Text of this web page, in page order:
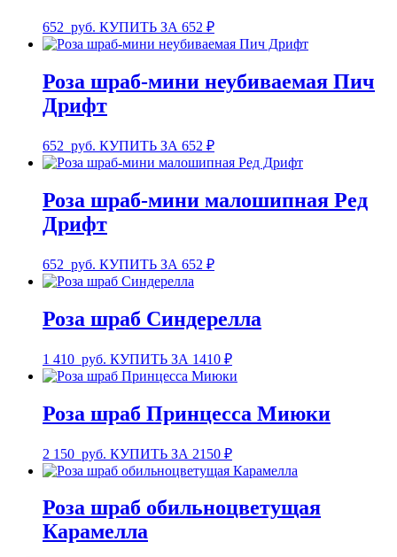
652 руб. КУПИТЬ ЗА 652 ₽
Роза шраб-мини неубиваемая Пич
Дрифт
652 руб. КУПИТЬ ЗА 652 ₽
Роза шраб-мини малошипная Ред
Дрифт
652 руб. КУПИТЬ ЗА 652 ₽
Роза шраб Синдерелла
1 410 руб. КУПИТЬ ЗА 1410 ₽
Роза шраб Принцесса Миюки
2 150 руб. КУПИТЬ ЗА 2150 ₽
Роза шраб обильноцветущая
Карамелла